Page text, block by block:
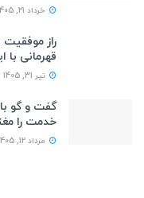
خرداد 21, 1405
قهرمانی با
تیر 31, 1405
گفت و گو
خدمت را
مرداد 12, 1405